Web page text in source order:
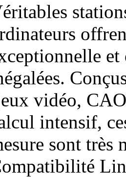
et
vidéo,
intensif,
sont très